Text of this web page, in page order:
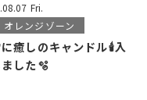
Fri.
オレンジゾーン
癒しのキャンドル🕯️入
した🫧